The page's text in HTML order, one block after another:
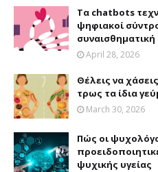
Τα chatbots
ψηφιακοί
April 28, 2026
Θέλεις να
τρως τα ίδια
March 30, 2026
Πώς οι
ψυχικής υγείας